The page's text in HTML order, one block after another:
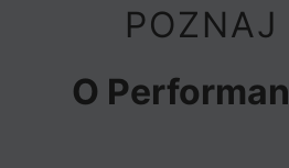
POZNAJ
O